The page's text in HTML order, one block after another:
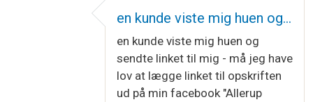
en kunde viste mig huen og…
en kunde viste mig huen og
sendte linket til mig - må jeg have
lov at lægge linket til opskriften
ud på min facebook "Allerup